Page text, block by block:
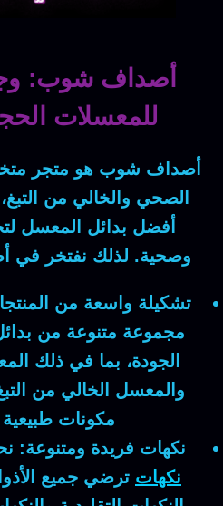
أصداف شوب:
للمعسلات
أصداف شوب هو متجر
الصحي والخالي من
أفضل بدائل المعسل
وصحية. لذلك نفتخر في
تشكيلة واسعة من
مجموعة متنوعة من
الجودة، بما في ذلك
والمعسل الخالي من
مكونات طبيعية
نكهات فريدة ومتنوعة:
نكهات ترضي جميع